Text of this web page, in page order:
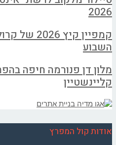
2026
קמפיין
השבוע
מלון דן פנורמה חיפה
קליינשטיין
אודות קול המפרץ